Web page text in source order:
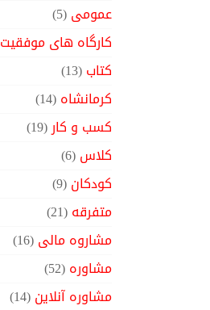
عمومی(5)
کارگاه های موفقیت
کتاب(13)
کرمانشاه(14)
کسب و کار(19)
کلاس(6)
کودکان(9)
متفرقه(21)
مشاروه مالی(16)
مشاوره(52)
مشاوره آنلاین(14)